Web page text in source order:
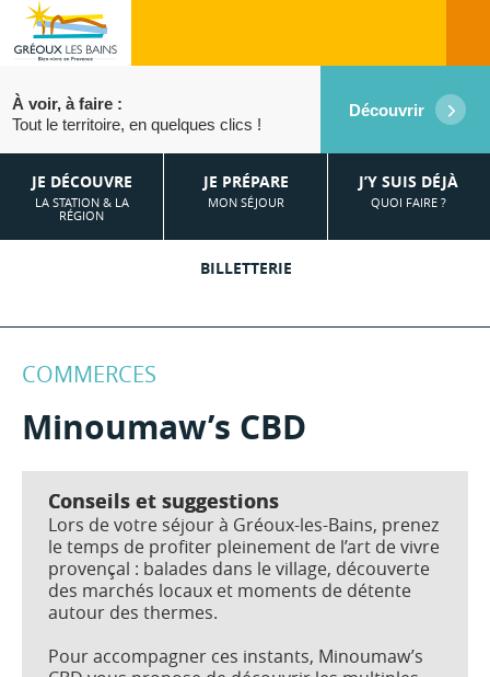
JE DÉCOUVRE
LA STATION & LA
RÉGION
JE PRÉPARE
MON SÉJOUR
J’Y SUIS DÉJÀ
QUOI FAIRE ?
BILLETTERIE
À voir, à faire :
Tout le territoire, en quelques clics !
Découvrir
COMMERCES
Minoumaw’s CBD
Conseils et suggestions
Lors de votre séjour à Gréoux-les-Bains, prenez
le temps de profiter pleinement de l’art de vivre
provençal : balades dans le village, découverte
des marchés locaux et moments de détente
autour des thermes.
Pour accompagner ces instants, Minoumaw’s